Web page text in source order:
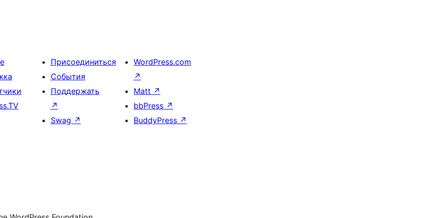
Присоединиться
События
Поддержать
↗
Swag ↗
WordPress.com
↗
Matt ↗
bbPress ↗
BuddyPress ↗